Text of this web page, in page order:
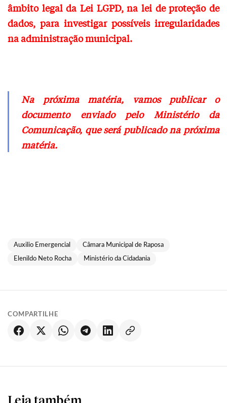
âmbito legal da Lei LGPD, na lei de proteção de
dados, para investigar possíveis irregularidades
na administração municipal.
Na próxima matéria, vamos publicar o
documento enviado pelo Ministério da
Comunicação, que será publicado na próxima
matéria.
Auxilio Emergencial Câmara Municipal de Raposa
Elenildo Neto Rocha Ministério da Cidadania
COMPARTILHE
Leia também